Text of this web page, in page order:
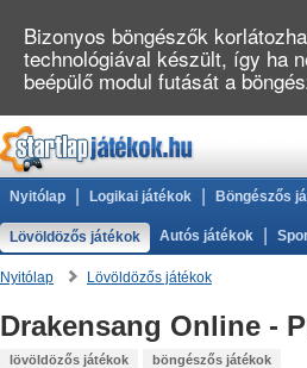
Nyitólap Logikai játékok Böngészős
Lövöldözős játékok Autós játékok
Nyitólap Lövöldözős játékok
lövöldözős játékok böngészős játékok
Bizonyos böngészők
technológiával készült, így ha
beépülő modul futását a